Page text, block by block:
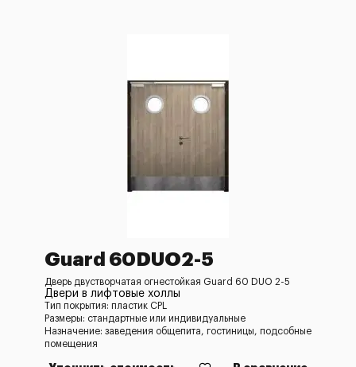
Guard 60DUO2-5
Дверь двустворчатая огнестойкая Guard 60 DUO 2-5
Двери в лифтовые холлы
Тип покрытия: пластик CPL
Размеры: стандартные или индивидуальные
Назначение: заведения общепита, гостиницы, подсобные
помещения